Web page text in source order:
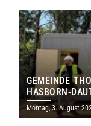
GEMEINDE
HASBORN-
MILLIONEN
Montag, 3. August